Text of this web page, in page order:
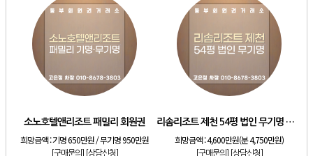
소노호텔앤리조트 패밀리 회원권
희망금액 :기명 650만원 / 무기명 950만원
[구매문의] [상담신청]
리솜리조트 제천 54평 법인 무기명 회원제
희망금액 :4,600만원(분 4,750만원)
[구매문의] [상담신청]